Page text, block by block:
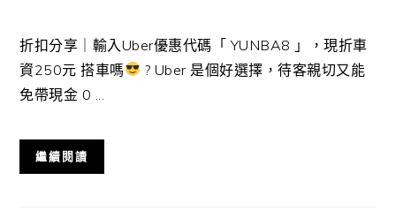
折扣分享｜輸入Uber優惠代碼「 YUNBA8 」，現折車
資250元 搭車嗎
? Uber 是個好選擇，待客親切又能
免帶現金 0 ...
繼續閱讀